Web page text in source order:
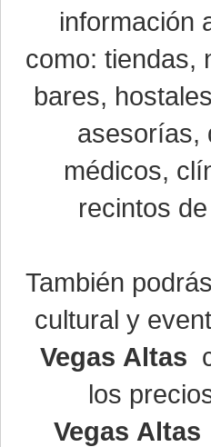
información
como: tiendas,
bares,
asesorías,
médicos,
recintos
También
cultural y
Vegas Altas
los
Vegas Altas